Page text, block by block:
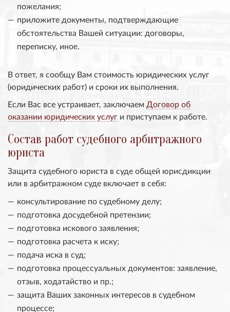
пожелания;
приложите документы, подтверждающие
обстоятельства Вашей ситуации: договоры,
переписку, иное.
В ответ, я сообщу Вам стоимость юридических услуг
(юридических работ) и сроки их выполнения.
Если Вас все устраивает, заключаем Договор об
оказании юридических услуг и приступаем к работе.
Состав работ судебного арбитражного
юриста
Защита судебного юриста в суде общей юрисдикции
или в арбитражном суде включает в себя:
консультирование по судебному делу;
подготовка досудебной претензии;
подготовка искового заявления;
подготовка расчета к иску;
подача иска в суд;
подготовка процессуальных документов: заявление,
отзыв, ходатайство и пр.;
защита Ваших законных интересов в судебном
процессе;